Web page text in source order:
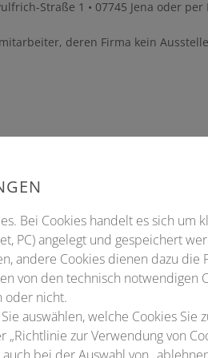
Straße 1 • 07745 Jena oder per
deren Firma kein
| Samstag, 24.
Teilnahme mit
Bei Cookies handelt es sich um
PC) angelegt und gespeichert
andere Cookies dienen dazu
von den technisch notwendigen
oder nicht.
auswählen, welche Cookies
zur Verwendung von
bei der Auswahl von